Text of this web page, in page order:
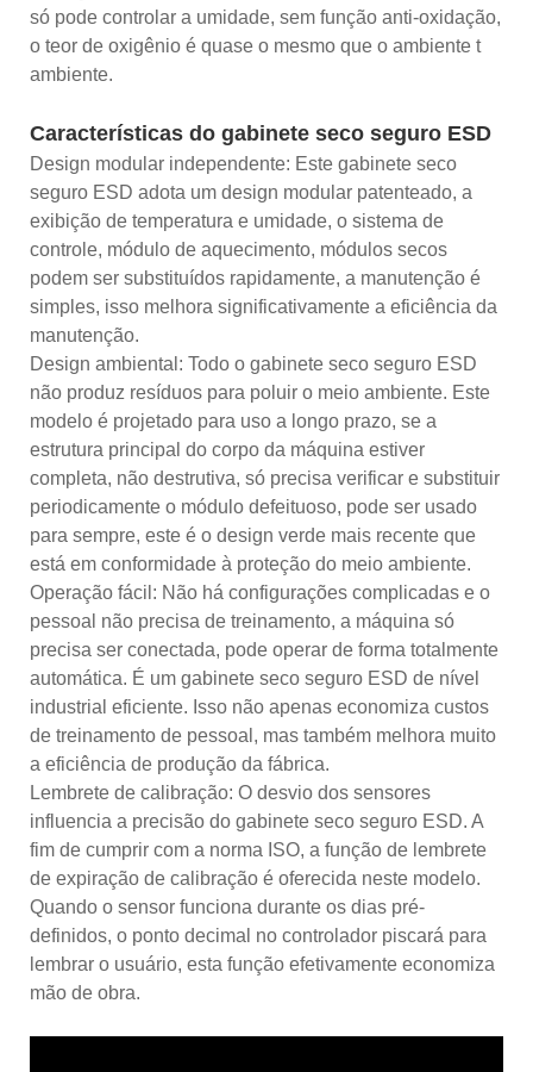
só pode controlar a umidade, sem função anti-oxidação,
o teor de oxigênio é quase o mesmo que o ambiente t
ambiente.
Características do gabinete seco seguro ESD
Design modular independente: Este gabinete seco
seguro ESD adota um design modular patenteado, a
exibição de temperatura e umidade, o sistema de
controle, módulo de aquecimento, módulos secos
podem ser substituídos rapidamente, a manutenção é
simples, isso melhora significativamente a eficiência da
manutenção.
Design ambiental: Todo o gabinete seco seguro ESD
não produz resíduos para poluir o meio ambiente. Este
modelo é projetado para uso a longo prazo, se a
estrutura principal do corpo da máquina estiver
completa, não destrutiva, só precisa verificar e substituir
periodicamente o módulo defeituoso, pode ser usado
para sempre, este é o design verde mais recente que
está em conformidade à proteção do meio ambiente.
Operação fácil: Não há configurações complicadas e o
pessoal não precisa de treinamento, a máquina só
precisa ser conectada, pode operar de forma totalmente
automática. É um gabinete seco seguro ESD de nível
industrial eficiente. Isso não apenas economiza custos
de treinamento de pessoal, mas também melhora muito
a eficiência de produção da fábrica.
Lembrete de calibração: O desvio dos sensores
influencia a precisão do gabinete seco seguro ESD. A
fim de cumprir com a norma ISO, a função de lembrete
de expiração de calibração é oferecida neste modelo.
Quando o sensor funciona durante os dias pré-
definidos, o ponto decimal no controlador piscará para
lembrar o usuário, esta função efetivamente economiza
mão de obra.